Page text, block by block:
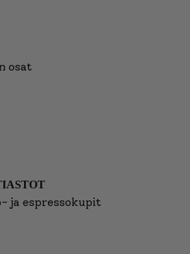
osat
ja espressokupit